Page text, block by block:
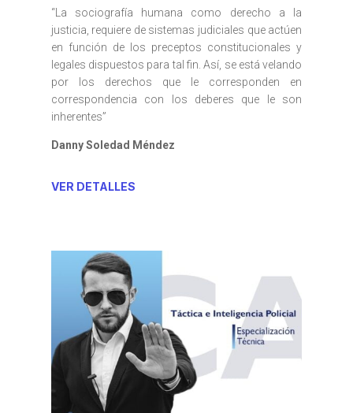
“La sociografía humana como derecho a la
justicia, requiere de sistemas judiciales que actúen
en función de los preceptos constitucionales y
legales dispuestos para tal fin. Así, se está velando
por los derechos que le corresponden en
correspondencia con los deberes que le son
inherentes”
Danny Soledad Méndez
VER DETALLES